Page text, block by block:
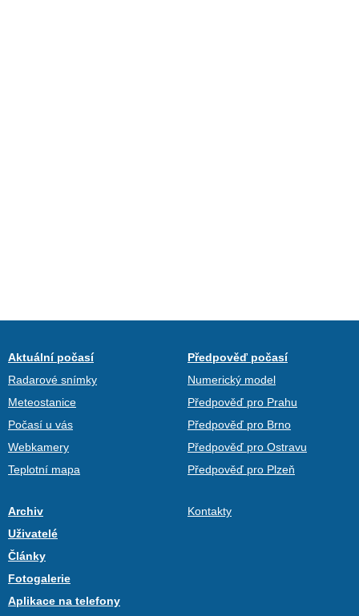
Aktuální počasí
Radarové snímky
Meteostanice
Počasí u vás
Webkamery
Teplotní mapa
Předpověď počasí
Numerický model
Předpověď pro Prahu
Předpověď pro Brno
Předpověď pro Ostravu
Předpověď pro Plzeň
Archiv
Uživatelé
Články
Fotogalerie
Aplikace na telefony
Kontakty